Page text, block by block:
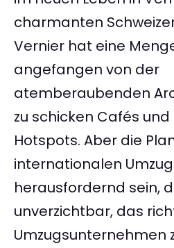
charmanten
Vernier hat eine
angefangen von der
atemberaubenden
zu schicken Cafés
Hotspots. Aber die
internationalen
herausfordernd sein,
unverzichtbar, das
Umzugsunternehmen